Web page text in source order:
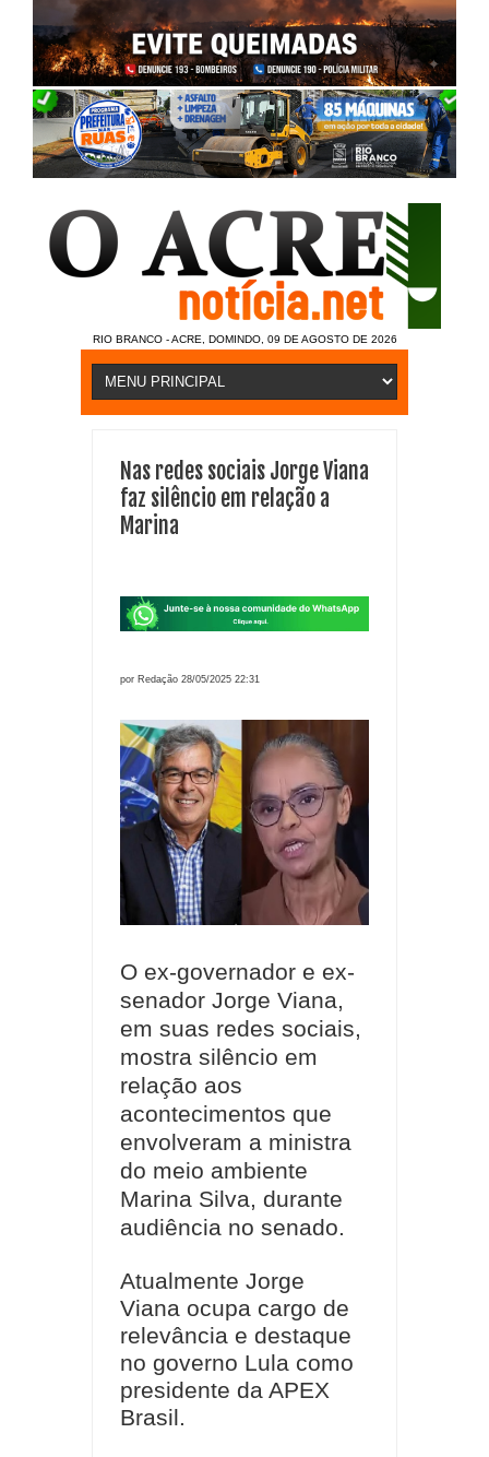
RIO BRANCO - ACRE, DOMINDO, 09 DE AGOSTO DE 2026
Nas redes sociais Jorge Viana
faz silêncio em relação a
Marina
por Redação 28/05/2025 22:31
O ex-governador e ex-
senador Jorge Viana,
em suas redes sociais,
mostra silêncio em
relação aos
acontecimentos que
envolveram a ministra
do meio ambiente
Marina Silva, durante
audiência no senado.
Atualmente Jorge
Viana ocupa cargo de
relevância e destaque
no governo Lula como
presidente da APEX
Brasil.